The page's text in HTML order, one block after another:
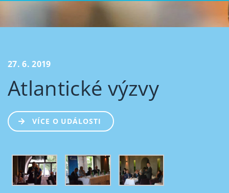
27. 6. 2019
Atlantické výzvy
VÍCE O UDÁLOSTI